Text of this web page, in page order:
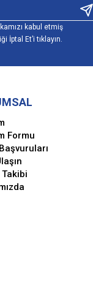
kabul etmiş
İptal Et’i tıklayın.
Formu